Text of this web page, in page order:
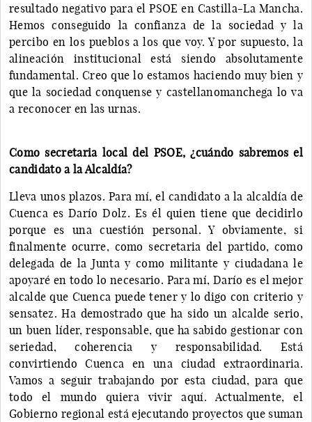
resultado negativo para el PSOE en Castilla-La Mancha.
Hemos conseguido la confianza de la sociedad y la
percibo en los pueblos a los que voy. Y por supuesto, la
alineación institucional está siendo absolutamente
fundamental. Creo que lo estamos haciendo muy bien y
que la sociedad conquense y castellanomanchega lo va
a reconocer en las urnas.
Como secretaria local del PSOE, ¿cuándo sabremos el
candidato a la Alcaldía?
Lleva unos plazos. Para mí, el candidato a la alcaldía de
Cuenca es Darío Dolz. Es él quien tiene que decidirlo
porque es una cuestión personal. Y obviamente, si
finalmente ocurre, como secretaria del partido, como
delegada de la Junta y como militante y ciudadana le
apoyaré en todo lo necesario. Para mí, Darío es el mejor
alcalde que Cuenca puede tener y lo digo con criterio y
sensatez. Ha demostrado que ha sido un alcalde serio,
un buen líder, responsable, que ha sabido gestionar con
seriedad, coherencia y responsabilidad. Está
convirtiendo Cuenca en una ciudad extraordinaria.
Vamos a seguir trabajando por esta ciudad, para que
todo el mundo quiera vivir aquí. Actualmente, el
Gobierno regional está ejecutando proyectos que suman